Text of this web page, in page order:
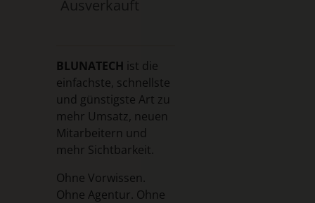
Ausverkauft
BLUNATECH ist die
einfachste, schnellste
und günstigste Art zu
mehr Umsatz, neuen
Mitarbeitern und
mehr Sichtbarkeit.
Ohne Vorwissen.
Ohne Agentur. Ohne